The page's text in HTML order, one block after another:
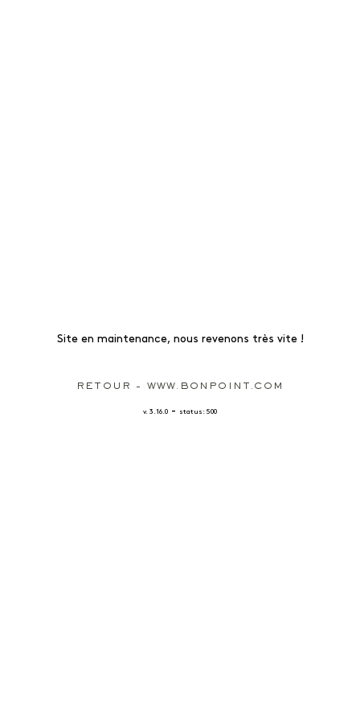
Site en maintenance, nous revenons très vite !
RETOUR - WWW.BONPOINT.COM
v. 3.16.0 - status: 500